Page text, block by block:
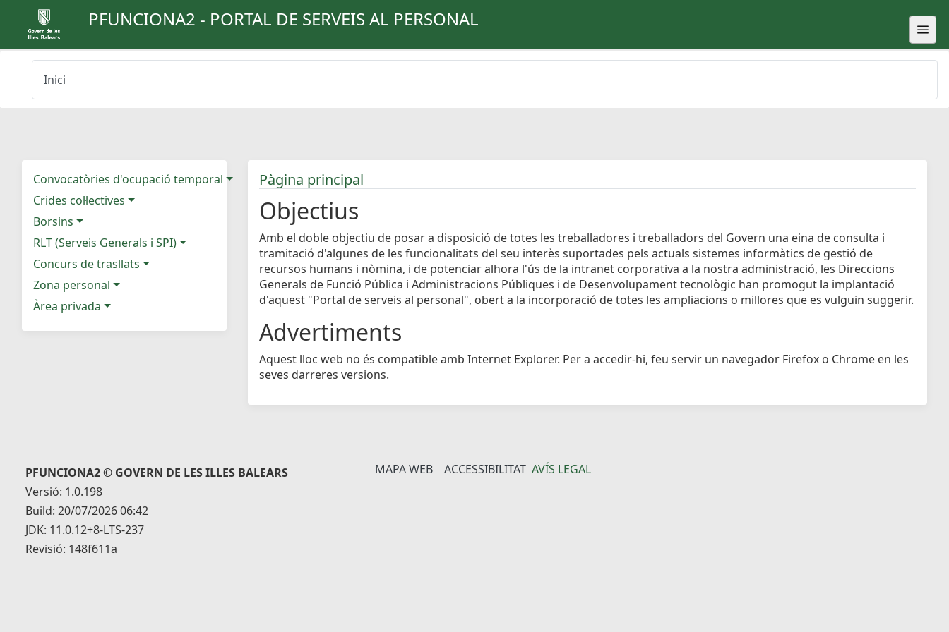
PFUNCIONA2 - PORTAL DE SERVEIS AL PERSONAL
Inici
Convocatòries d'ocupació temporal
Crides col·lectives
Borsins
RLT (Serveis Generals i SPI)
Concurs de trasllats
Zona personal
Àrea privada
Pàgina principal
Objectius
Amb el doble objectiu de posar a disposició de totes les treballadores i treballadors del Govern una eina de consulta i
tramitació d'algunes de les funcionalitats del seu interès suportades pels actuals sistemes informàtics de gestió de
recursos humans i nòmina, i de potenciar alhora l'ús de la intranet corporativa a la nostra administració, les Direccions
Generals de Funció Pública i Administracions Públiques i de Desenvolupament tecnològic han promogut la implantació
d'aquest "Portal de serveis al personal", obert a la incorporació de totes les ampliacions o millores que es vulguin suggerir.
Advertiments
Aquest lloc web no és compatible amb Internet Explorer. Per a accedir-hi, feu servir un navegador Firefox o Chrome en les
seves darreres versions.
PFUNCIONA2 © GOVERN DE LES ILLES BALEARS
Versió: 1.0.198
Build: 20/07/2026 06:42
JDK: 11.0.12+8-LTS-237
Revisió: 148f611a
MAPA WEB ACCESSIBILITAT AVÍS LEGAL